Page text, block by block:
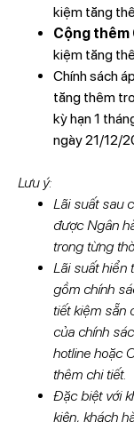
kiệm tăng
Cộng thêm
kiệm tăng
Chính sách
tăng thêm
kỳ hạn 1
ngày 21/12/
Lưu ý:
Lãi suất sau
được Ngân
trong từng
Lãi suất hiển
gồm chính
tiết kiệm sẵn
của chính
hotline hoặc
thêm chi tiết.
Đặc biệt với
kiện, khách